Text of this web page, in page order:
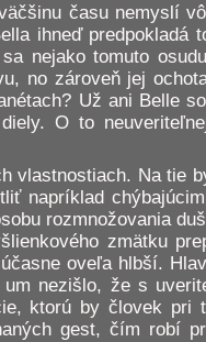
času nemyslí
ihneď predpokladá
nejako tomuto
no zároveň jej
Už ani Belle
O to
vlastnostiach. Na tie
napríklad
rozmnožovania
zmätku
oveľa hlbší.
nezišlo, že s
ktorú by človek pri
gest, čím robí